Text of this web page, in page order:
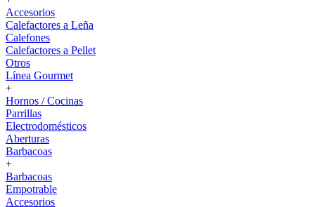
Accesorios
Calefactores a Leña
Calefones
Calefactores a Pellet
Otros
Línea Gourmet
+
Hornos / Cocinas
Parrillas
Electrodomésticos
Aberturas
Barbacoas
+
Barbacoas
Empotrable
Accesorios